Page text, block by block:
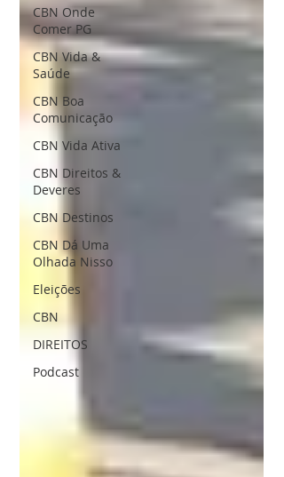
CBN Onde
Comer PG
CBN Vida &
Saúde
CBN Boa
Comunicação
CBN Vida Ativa
CBN Direitos &
Deveres
CBN Destinos
CBN Dá Uma
Olhada Nisso
Eleições
CBN
DIREITOS
Podcast